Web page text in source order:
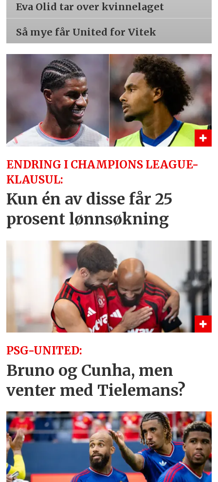
Eva Olid tar over kvinnelaget
Så mye får United for Vitek
ENDRING I CHAMPIONS LEAGUE-
KLAUSUL:
Kun én av disse får 25
prosent lønnsøkning
PSG-UNITED:
Bruno og Cunha, men
venter med Tielemans?